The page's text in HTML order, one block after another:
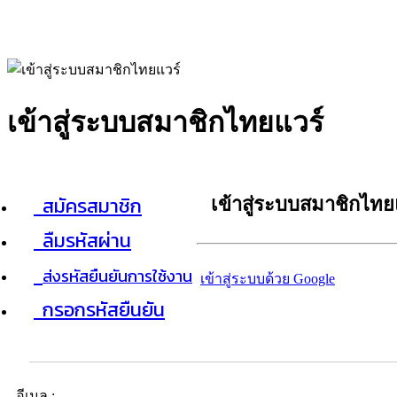
เข้าสู่ระบบสมาชิกไทยแวร์
สมัครสมาชิก
ลืมรหัสผ่าน
ส่งรหัสยืนยันการใช้งาน
กรอกรหัสยืนยัน
เข้าสู่ระบบสมาชิกไท
เข้าสู่ระบบด้วย Google